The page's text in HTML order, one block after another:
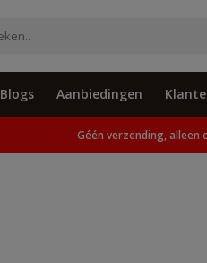
Blogs Aanbiedingen
Geen verzending, alleen ophalen
Géén verzending, alleen